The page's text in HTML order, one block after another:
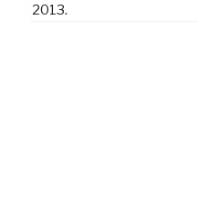
2013.